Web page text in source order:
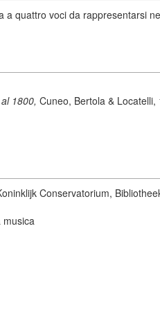
a quattro voci da rappresentarsi
1800, Cuneo, Bertola & Locatelli,
Conservatorium,
musica